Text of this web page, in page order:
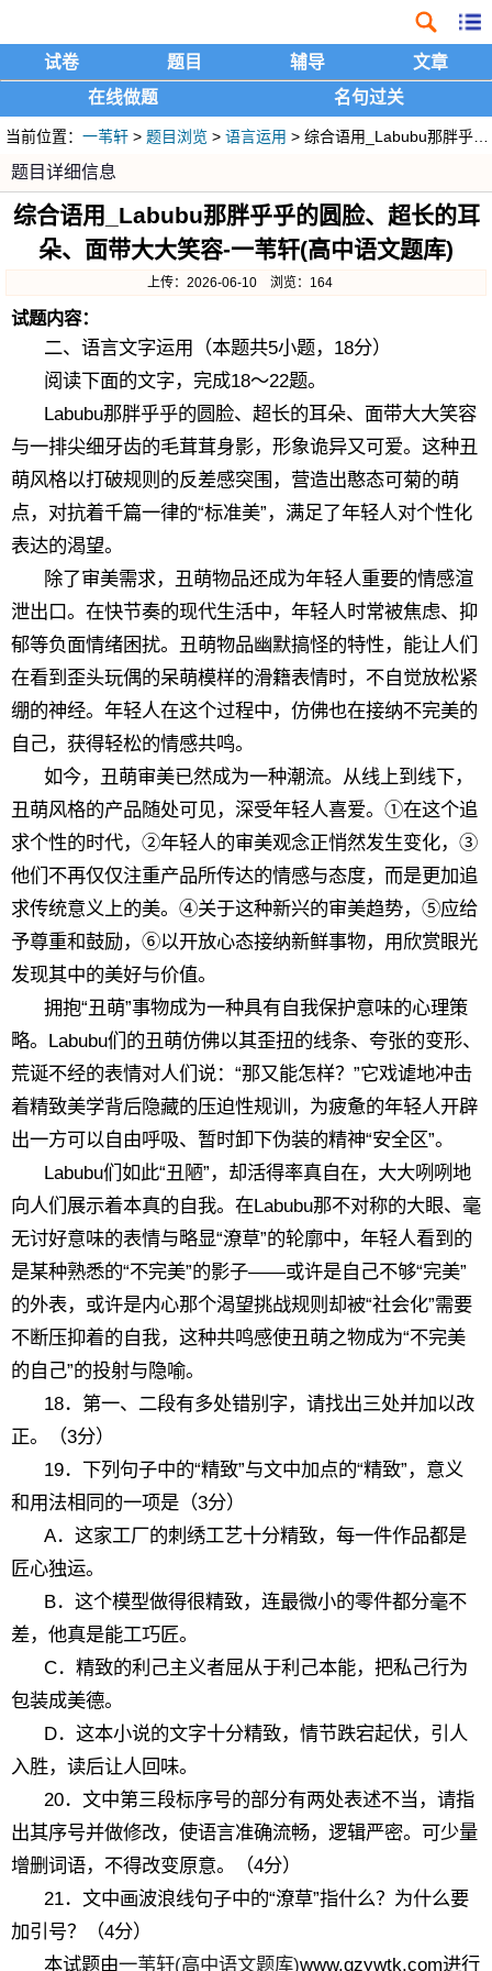
试卷 题目 辅导
文章
在线做题
名句过关
当前位置： 一苇轩 > 题目浏览 > 语言运用 > 综合语用_Labubu那胖乎乎的圆脸、超长的耳朵、面带大大笑容
题目详细信息
综合语用_Labubu那胖乎乎的圆脸、超长的耳
朵、面带大大笑容-一苇轩(高中语文题库)
上传：2026-06-10 浏览：164
试题内容：
二、语言文字运用（本题共5小题，18分）
阅读下面的文字，完成18～22题。
Labubu那胖乎乎的圆脸、超长的耳朵、面带大大笑容
与一排尖细牙齿的毛茸茸身影，形象诡异又可爱。这种丑
萌风格以打破规则的反差感突围，营造出憨态可菊的萌
点，对抗着千篇一律的“标准美”，满足了年轻人对个性化
表达的渴望。
除了审美需求，丑萌物品还成为年轻人重要的情感渲
泄出口。在快节奏的现代生活中，年轻人时常被焦虑、抑
郁等负面情绪困扰。丑萌物品幽默搞怪的特性，能让人们
在看到歪头玩偶的呆萌模样的滑籍表情时，不自觉放松紧
绷的神经。年轻人在这个过程中，仿佛也在接纳不完美的
自己，获得轻松的情感共鸣。
如今，丑萌审美已然成为一种潮流。从线上到线下，
丑萌风格的产品随处可见，深受年轻人喜爱。①在这个追
求个性的时代，②年轻人的审美观念正悄然发生变化，③
他们不再仅仅注重产品所传达的情感与态度，而是更加追
求传统意义上的美。④关于这种新兴的审美趋势，⑤应给
予尊重和鼓励，⑥以开放心态接纳新鲜事物，用欣赏眼光
发现其中的美好与价值。
拥抱“丑萌”事物成为一种具有自我保护意味的心理策
略。Labubu们的丑萌仿佛以其歪扭的线条、夸张的变形、
荒诞不经的表情对人们说：“那又能怎样？”它戏谑地冲击
着精致美学背后隐藏的压迫性规训，为疲惫的年轻人开辟
出一方可以自由呼吸、暂时卸下伪装的精神“安全区”。
Labubu们如此“丑陋”，却活得率真自在，大大咧咧地
向人们展示着本真的自我。在Labubu那不对称的大眼、毫
无讨好意味的表情与略显“潦草”的轮廓中，年轻人看到的
是某种熟悉的“不完美”的影子——或许是自己不够“完美”
的外表，或许是内心那个渴望挑战规则却被“社会化”需要
不断压抑着的自我，这种共鸣感使丑萌之物成为“不完美
的自己”的投射与隐喻。
18．第一、二段有多处错别字，请找出三处并加以改
正。（3分）
19．下列句子中的“精致”与文中加点的“精致”，意义
和用法相同的一项是（3分）
A．这家工厂的刺绣工艺十分精致，每一件作品都是
匠心独运。
B．这个模型做得很精致，连最微小的零件都分毫不
差，他真是能工巧匠。
C．精致的利己主义者屈从于利己本能，把私己行为
包装成美德。
D．这本小说的文字十分精致，情节跌宕起伏，引人
入胜，读后让人回味。
20．文中第三段标序号的部分有两处表述不当，请指
出其序号并做修改，使语言准确流畅，逻辑严密。可少量
增删词语，不得改变原意。（4分）
21．文中画波浪线句子中的“潦草”指什么？为什么要
加引号？（4分）
本试题由一苇轩(高中语文题库)www.gzywtk.com进行